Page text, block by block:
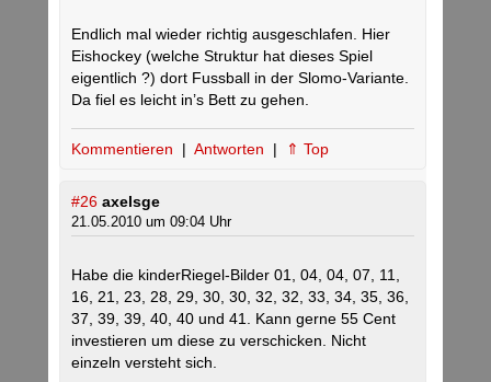
Endlich mal wieder richtig ausgeschlafen. Hier
Eishockey (welche Struktur hat dieses Spiel
eigentlich ?) dort Fussball in der Slomo-Variante.
Da fiel es leicht in’s Bett zu gehen.
Kommentieren | Antworten | ⇑ Top
#26 axelsge
21.05.2010 um 09:04 Uhr
Habe die kinderRiegel-Bilder 01, 04, 04, 07, 11,
16, 21, 23, 28, 29, 30, 30, 32, 32, 33, 34, 35, 36,
37, 39, 39, 40, 40 und 41. Kann gerne 55 Cent
investieren um diese zu verschicken. Nicht
einzeln versteht sich.